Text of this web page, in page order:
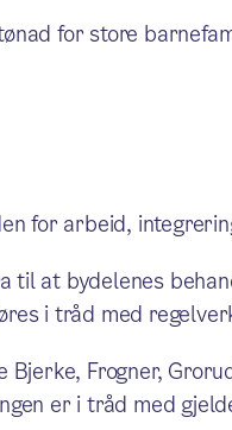
for store
for arbeid,
at bydelenes
i tråd med
Bjerke, Frogner,
er i tråd med